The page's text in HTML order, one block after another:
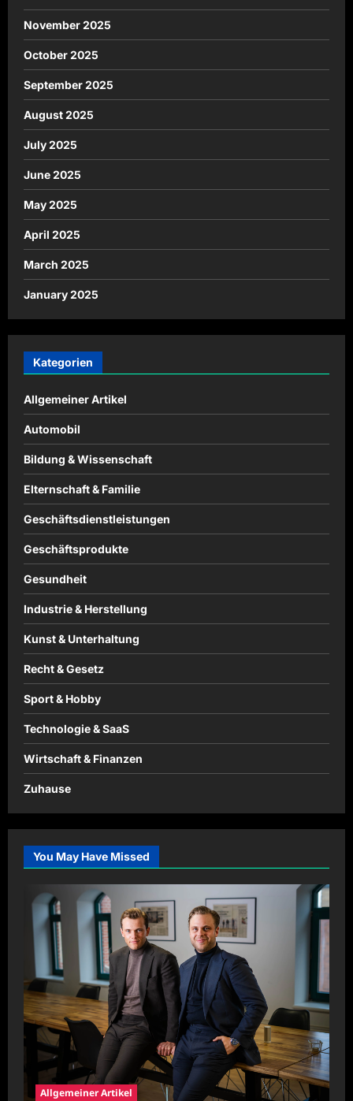
November 2025
October 2025
September 2025
August 2025
July 2025
June 2025
May 2025
April 2025
March 2025
January 2025
Kategorien
Allgemeiner Artikel
Automobil
Bildung & Wissenschaft
Elternschaft & Familie
Geschäftsdienstleistungen
Geschäftsprodukte
Gesundheit
Industrie & Herstellung
Kunst & Unterhaltung
Recht & Gesetz
Sport & Hobby
Technologie & SaaS
Wirtschaft & Finanzen
Zuhause
You May Have Missed
Allgemeiner Artikel